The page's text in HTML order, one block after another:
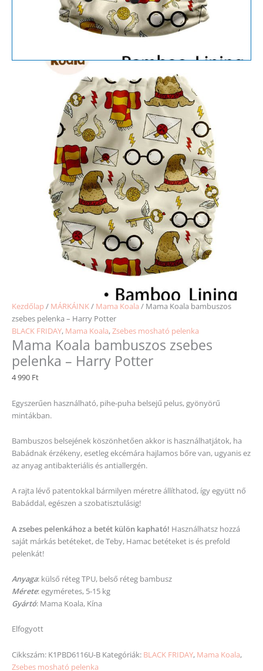
Kezdőlap / MÁRKÁINK/ Mama Koala / Mama Koala bambuszos
zsebes pelenka – Harry Potter
BLACK FRIDAY, Mama Koala,Zsebes mosható pelenka
Mama Koala bambuszos zsebes
pelenka – Harry Potter
4 990 Ft
Egyszerűen használható, pihe-puha belsejű pelus, gyönyörű
mintákban.
Bambuszos belsejének köszönhetően akkor is használhatjátok, ha
Babádnak érzékeny, esetleg ekcémára hajlamos bőre van, ugyanis ez
az anyag antibakteriális és antiallergén.
A rajta lévő patentokkal bármilyen méretre állíthatod, így együtt nő
Babáddal, egészen a szobatisztulásig!
A zsebes pelenkához a betét külön kapható! Használhatsz hozzá
saját márkás betéteket, de Teby, Hamac betéteket is és prefold
pelenkát!
Anyaga: külső réteg TPU, belső réteg bambusz
Mérete: egyméretes, 5-15 kg
Gyártó: Mama Koala, Kína
Elfogyott
Cikkszám: K1PBD6116U-B Kategóriák: BLACK FRIDAY, Mama Koala,
Zsebes mosható pelenka